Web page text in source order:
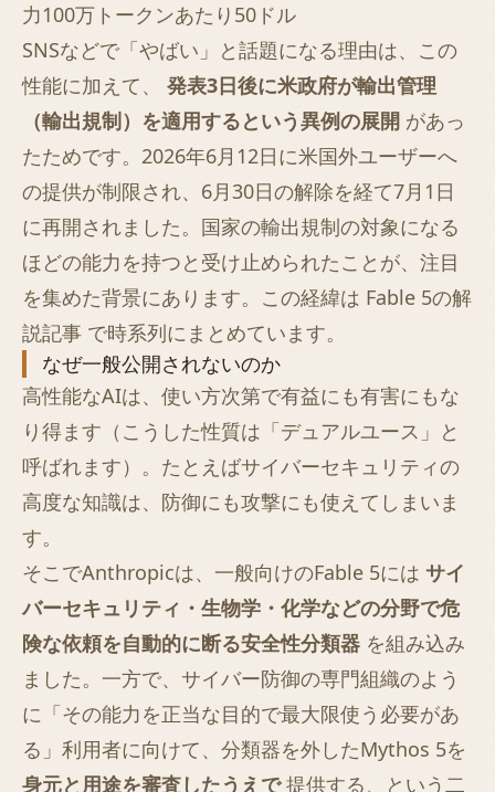
力100万トークンあたり50ドル
SNSなどで「やばい」と話題になる理由は、この
性能に加えて、 発表3日後に米政府が輸出管理
（輸出規制）を適用するという異例の展開 があっ
たためです。2026年6月12日に米国外ユーザーへ
の提供が制限され、6月30日の解除を経て7月1日
に再開されました。国家の輸出規制の対象になる
ほどの能力を持つと受け止められたことが、注目
を集めた背景にあります。この経緯は Fable 5の解
説記事 で時系列にまとめています。
なぜ一般公開されないのか
高性能なAIは、使い方次第で有益にも有害にもな
り得ます（こうした性質は「デュアルユース」と
呼ばれます）。たとえばサイバーセキュリティの
高度な知識は、防御にも攻撃にも使えてしまいま
す。
そこでAnthropicは、一般向けのFable 5には サイ
バーセキュリティ・生物学・化学などの分野で危
険な依頼を自動的に断る安全性分類器 を組み込み
ました。一方で、サイバー防御の専門組織のよう
に「その能力を正当な目的で最大限使う必要があ
る」利用者に向けて、分類器を外したMythos 5を
身元と用途を審査したうえで提供する、という二